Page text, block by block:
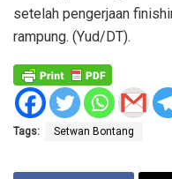
setelah pengerjaan
rampung. (Yud/DT).
Tags: Setwan Bontang